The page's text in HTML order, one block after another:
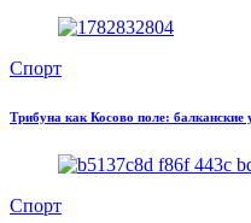
Спорт
Трибуна как Косово поле:
Спорт